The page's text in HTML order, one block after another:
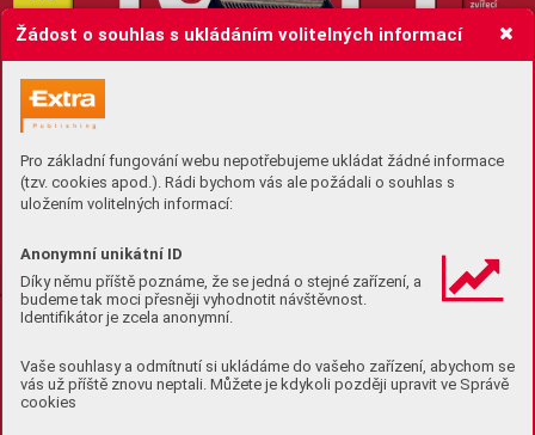
Žádost o souhlas s ukládáním volitelných informací
Pro základní fungování webu nepotřebujeme ukládat žádné informace
(tzv. cookies apod.). Rádi bychom vás ale požádali o souhlas s
uložením volitelných informací:
Anonymní unikátní ID
Díky němu příště poznáme, že se jedná o stejné zařízení, a
budeme tak moci přesněji vyhodnotit návštěvnost.
Identifikátor je zcela anonymní.
Vaše souhlasy a odmítnutí si ukládáme do vašeho zařízení, abychom se
vás už příště znovu neptali. Můžete je kdykoli později upravit ve Správě
cookies